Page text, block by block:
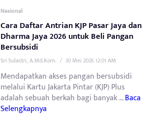
Nasional
Cara Daftar Antrian KJP Pasar Jaya dan
Dharma Jaya 2026 untuk Beli Pangan
Bersubsidi
Sri Sulastri, A.Md.Kom. / 30 Mei 2026 12:01 AM
Mendapatkan akses pangan bersubsidi
melalui Kartu Jakarta Pintar (KJP) Plus
adalah sebuah berkah bagi banyak ...Baca
Selengkapnya